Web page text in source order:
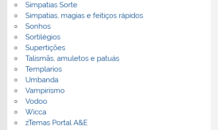
Simpatias Sorte
Simpatias, magias e feitiços rápidos
Sonhos
Sortilégios
Supertições
Talismãs, amuletos e patuás
Templarios
Umbanda
Vampirismo
Vodoo
Wicca
zTemas Portal A&E